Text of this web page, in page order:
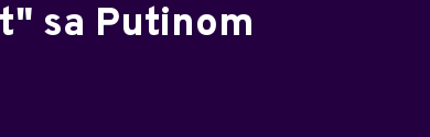
sa Putinom